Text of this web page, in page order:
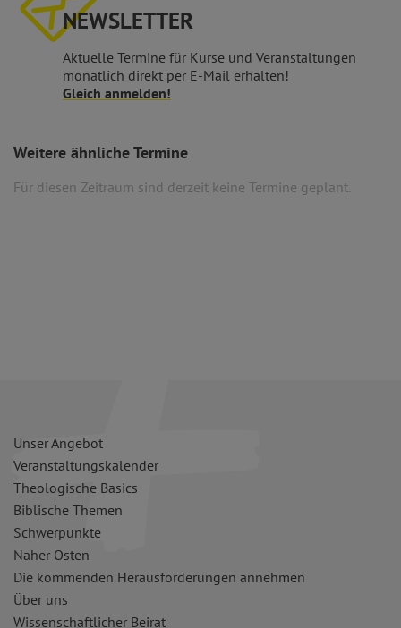
NEWSLETTER
Aktuelle Termine für Kurse und Veranstaltungen
monatlich direkt per E-Mail erhalten!
Gleich anmelden!
Weitere ähnliche Termine
Für diesen Zeitraum sind derzeit keine Termine geplant.
Unser Angebot
Veranstaltungskalender
Theologische Basics
Biblische Themen
Schwerpunkte
Naher Osten
Die kommenden Herausforderungen annehmen
Über uns
Wissenschaftlicher Beirat